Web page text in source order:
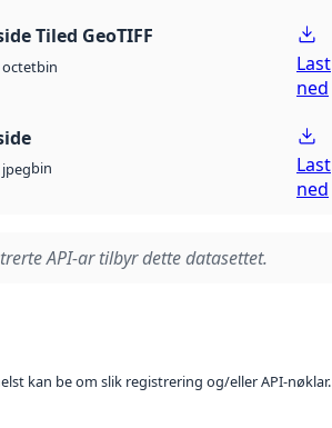
Tiled GeoTIFF
octetbin
Last
ned
jpegbin
Last
ned
API-ar tilbyr dette datasettet.
kan be om slik registrering og/eller API-nøklar.